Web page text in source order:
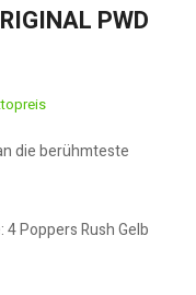
PWD
die berühmteste
Poppers Rush Gelb